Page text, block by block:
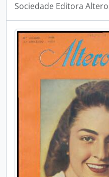
Sociedade Editora